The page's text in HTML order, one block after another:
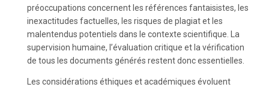
préoccupations concernent les références fantaisistes, les
inexactitudes factuelles, les risques de plagiat et les
malentendus potentiels dans le contexte scientifique. La
supervision humaine, l’évaluation critique et la vérification
de tous les documents générés restent donc essentielles.
Les considérations éthiques et académiques évoluent